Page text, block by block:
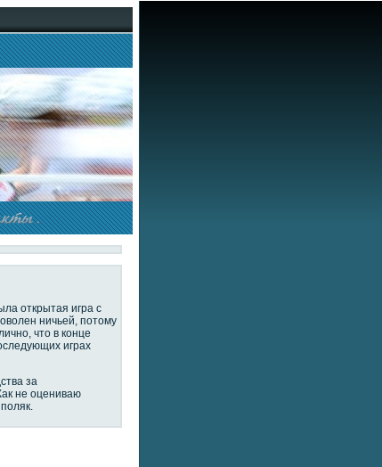
открытая игра с
ничьей, потому
что в конце
играх
за
не оцениваю